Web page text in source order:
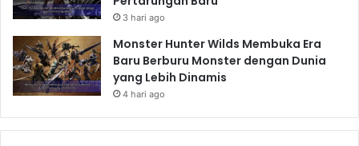
dalam pengalaman bermain.
Efek Suara yang Imersif
Suara mesin jet yang menggelegar, ledakan yang
dahsyat, dan suara tembakan senjata yang realistis
akan meningkatkan intensitas setiap pertempuran.
Efek suara yang imersif akan membuatmu merasa
3 hari ago
Monster Hunter Wilds Membuka Era
Baru Berburu Monster dengan Dunia
yang Lebih Dinamis
4 hari ago